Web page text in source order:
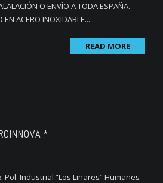
O ENVÍO A TODA ESPAÑA.
EN ACERO INOXIDABLE...
READ MORE
*
Pol. Industrial “Los Linares” Humanes